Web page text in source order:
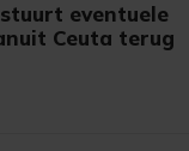
eventuele
Ceuta terug